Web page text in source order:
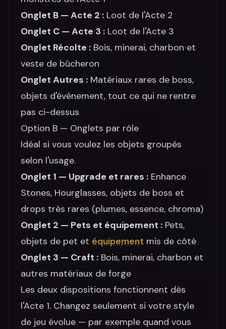
Onglet B — Acte 2 : Loot de l'Acte 2
Onglet C — Acte 3 : Loot de l'Acte 3
Onglet Récolte : Bois, minerai, charbon et
veste de bûcheron
Onglet Autres : Matériaux rares de boss,
objets d'événement, tout ce qui ne rentre
pas ci-dessus
Option B — Onglets par rôle
Idéal si vous voulez les objets groupés
selon l'usage.
Onglet 1 — Upgrade et rares : Enhance
Stones, Hourglasses, objets de boss et
drops très rares (plumes, essence, chroma)
Onglet 2 — Pets et équipement : Pets,
objets de pet et équipement mis de côté
Onglet 3 — Craft : Bois, minerai, charbon et
autres matériaux de forge
Les deux dispositions fonctionnent dès
l'Acte 1. Changez seulement si votre style
de jeu évolue — par exemple quand vous